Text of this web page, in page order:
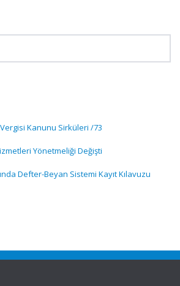
Vergisi Kanunu Sirküleri /73
Yönetmeliği Değişti
Defter-Beyan Sistemi Kayıt Kılavuzu